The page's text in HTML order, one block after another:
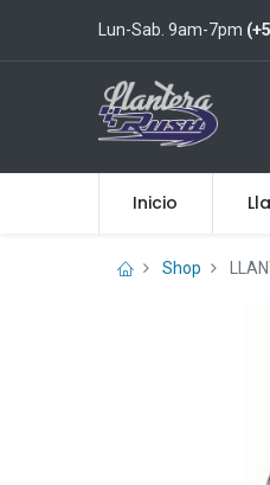
Lun-Sab. 9am-7pm
Inicio
Shop